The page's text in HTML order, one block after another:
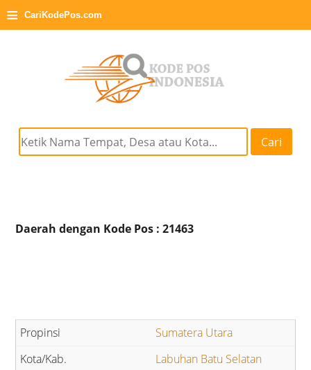
≡ CariKodePos.com
Cari
Daerah dengan Kode Pos : 21463
Sumatera Utara
Labuhan Batu Selatan